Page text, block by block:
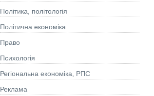
Політика, політологія
Політична економіка
Право
Психологія
Регіональна економіка, РПС
Реклама